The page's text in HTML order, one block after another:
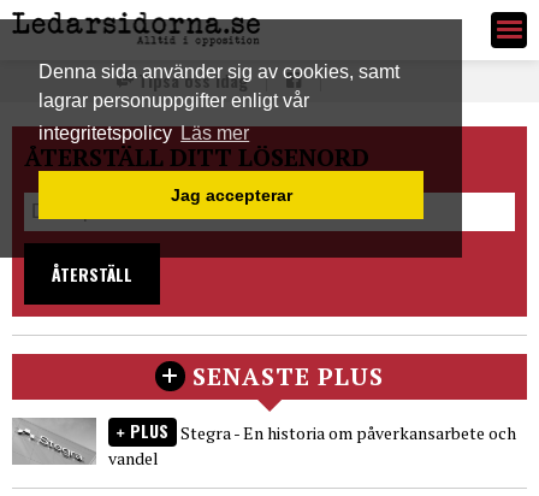
Denna sida använder sig av cookies, samt
lagrar personuppgifter enligt vår
integritetspolicyLäs mer
Jag accepterar
Ledarsidorna.se
Tipsa oss idag
ÅTERSTÄLL DITT LÖSENORD
ÅTERSTÄLL
SENASTE PLUS
PLUS Stegra - En historia om påverkansarbete och
vandel